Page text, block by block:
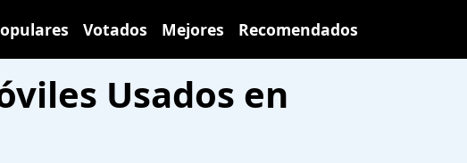
Votados Mejores Recomendados
Usados en